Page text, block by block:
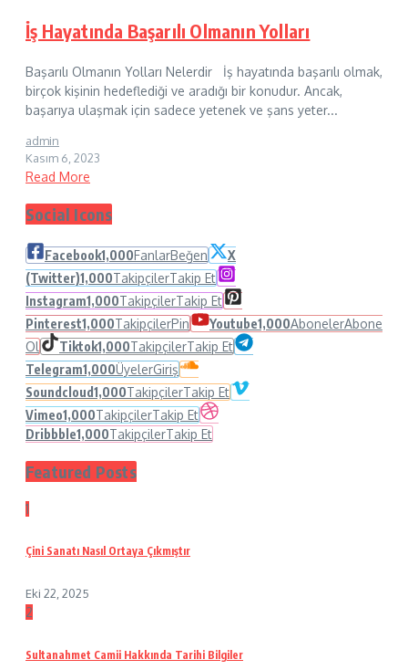
İş Hayatında Başarılı Olmanın Yolları
Başarılı Olmanın Yolları Nelerdir İş hayatında başarılı olmak,
birçok kişinin hedeflediği ve aradığı bir konudur. Ancak,
başarıya ulaşmak için sadece yetenek ve şans yeter...
admin
Kasım 6, 2023
Read More
Social Icons
Facebook1,000FanlarBeğen
X
(Twitter)1,000TakipçilerTakip Et
Instagram1,000TakipçilerTakip Et
Pinterest1,000TakipçilerPin Youtube1,000AbonelerAbone
Ol
Tiktok1,000TakipçilerTakip Et
Telegram1,000ÜyelerGiriş
Soundcloud1,000TakipçilerTakip Et
Vimeo1,000TakipçilerTakip Et
Dribbble1,000TakipçilerTakip Et
Featured Posts
1
Çini Sanatı Nasıl Ortaya Çıkmıştır
Eki 22, 2025
2
Sultanahmet Camii Hakkında Tarihi Bilgiler